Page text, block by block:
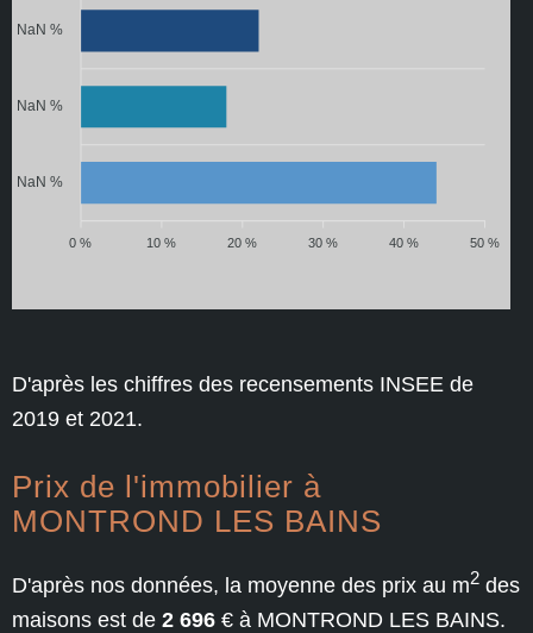
NaN %
NaN %
NaN %
50 %
40 %
30 %
20 %
10 %
0 %
D'après les chiffres des recensements INSEE de
2019 et 2021.
Prix de l'immobilier à
MONTROND LES BAINS
D'après nos données, la moyenne des prix au m2 des
maisons est de 2 696 € à MONTROND LES BAINS.